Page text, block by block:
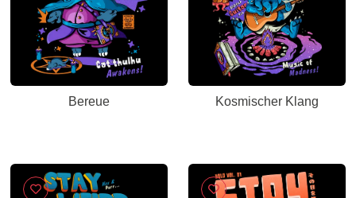
Bereue Kosmischer Klang